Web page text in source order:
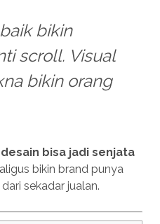
bikin
scroll. Visual
bikin orang
desain bisa jadi senjata
bikin brand punya
sekadar jualan.